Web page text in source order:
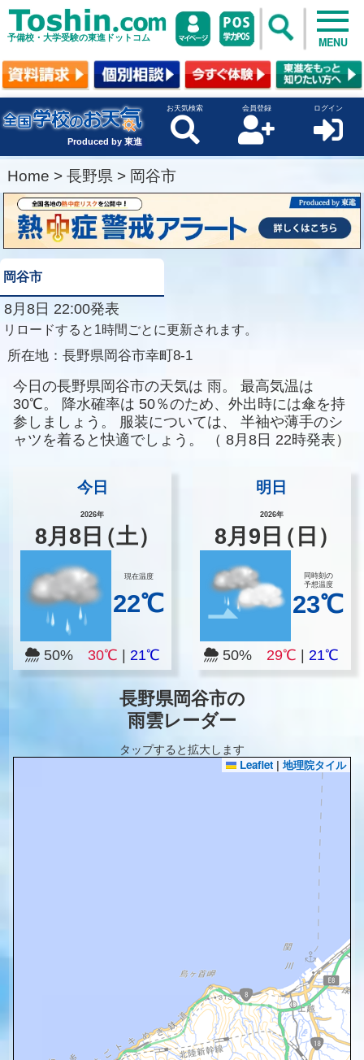
予備校・大学受験の東進ドットコム MENU
Produced by 東進
お天気検索 会員登録 ログイン
Home > 長野県 > 岡谷市
岡谷市
8月8日 22:00発表
リロードすると1時間ごとに更新されます。
所在地： 長野県岡谷市幸町8-1
今日の長野県岡谷市の天気は 雨。
最高気温は
30℃。
降水確率は 50％のため、外出時には傘を持
参しましょう。
服装については、
半袖や薄手のシ
ャツを着ると快適でしょう。
（ 8月8日 22時発表）
今日
2026年
8月8 日（土）
現在温度
22℃
50% 30℃ 21℃
明日
2026年
8月 9 日（日）
同時刻の
予想温度
23℃
50%29℃ |21℃
長野県岡谷市の
雨雲レーダー
タップすると拡大します
Leaflet | 地理院タイル